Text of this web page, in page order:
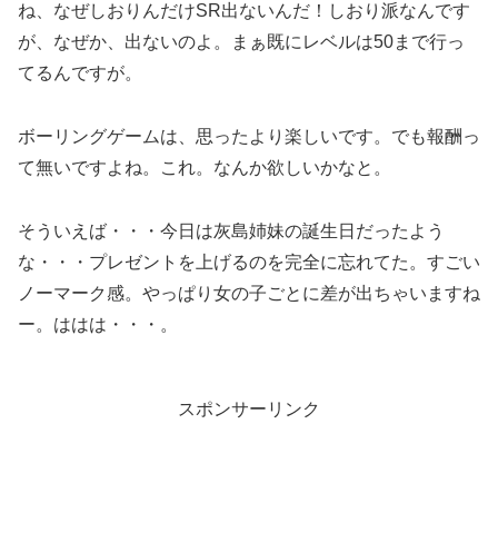
ね、なぜしおりんだけSR出ないんだ！しおり派なんです
が、なぜか、出ないのよ。まぁ既にレベルは50まで行っ
てるんですが。
ボーリングゲームは、思ったより楽しいです。でも報酬っ
て無いですよね。これ。なんか欲しいかなと。
そういえば・・・今日は灰島姉妹の誕生日だったよう
な・・・プレゼントを上げるのを完全に忘れてた。すごい
ノーマーク感。やっぱり女の子ごとに差が出ちゃいますね
ー。ははは・・・。
スポンサーリンク